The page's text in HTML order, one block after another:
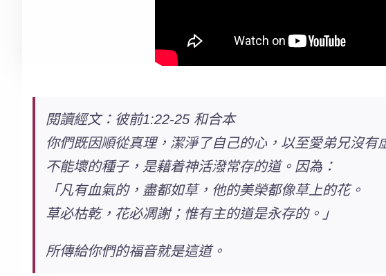
閱讀經文：彼前1:22-25 和合本
你們既因順從真理，潔淨了自己的心， 以至愛弟兄沒有
不能壞的種子，是藉着神活潑常存的道。因為：
「凡有血氣的，盡都如草，他的美榮都像草上的花。
草必枯乾，花必凋謝； 惟有主的道是永存的。 」
所傳給你們的福音就是這道。